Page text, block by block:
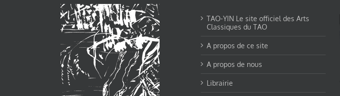
TAO-YIN Le site officiel des Arts
Classiques du TAO
A propos de ce site
A propos de nous
Librairie